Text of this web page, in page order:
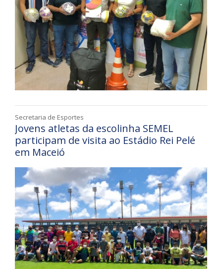
Secretaria de Esportes
Jovens atletas da escolinha SEMEL
participam de visita ao Estádio Rei Pelé
em Maceió